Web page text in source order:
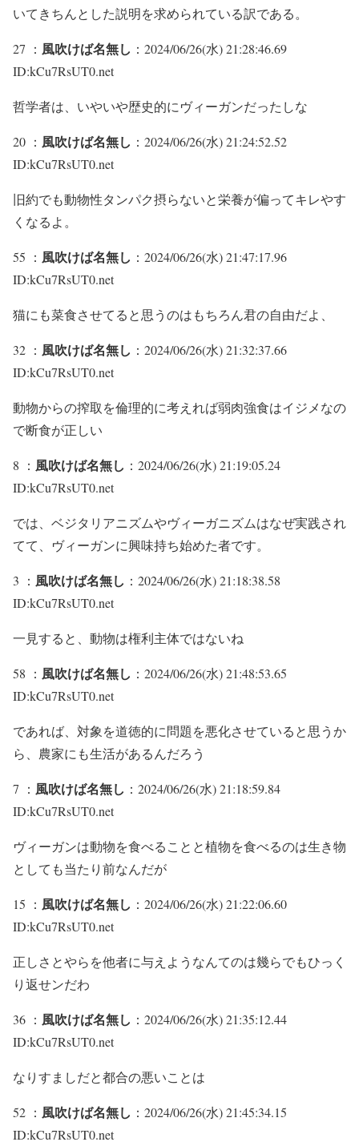
いてきちんとした説明を求められている訳である。
27 ： 風吹けば名無し ：2024/06/26(水) 21:28:46.69
ID:kCu7RsUT0.net
哲学者は、いやいや歴史的にヴィーガンだったしな
20 ： 風吹けば名無し ：2024/06/26(水) 21:24:52.52
ID:kCu7RsUT0.net
旧約でも動物性タンパク摂らないと栄養が偏ってキレやす
くなるよ。
55 ： 風吹けば名無し ：2024/06/26(水) 21:47:17.96
ID:kCu7RsUT0.net
猫にも菜食させてると思うのはもちろん君の自由だよ、
32 ： 風吹けば名無し ：2024/06/26(水) 21:32:37.66
ID:kCu7RsUT0.net
動物からの搾取を倫理的に考えれば弱肉強食はイジメなの
で断食が正しい
8 ： 風吹けば名無し ：2024/06/26(水) 21:19:05.24
ID:kCu7RsUT0.net
では、ベジタリアニズムやヴィーガニズムはなぜ実践され
てて、ヴィーガンに興味持ち始めた者です。
3 ： 風吹けば名無し ：2024/06/26(水) 21:18:38.58
ID:kCu7RsUT0.net
一見すると、動物は権利主体ではないね
58 ： 風吹けば名無し ：2024/06/26(水) 21:48:53.65
ID:kCu7RsUT0.net
であれば、対象を道徳的に問題を悪化させていると思うか
ら、農家にも生活があるんだろう
7 ： 風吹けば名無し ：2024/06/26(水) 21:18:59.84
ID:kCu7RsUT0.net
ヴィーガンは動物を食べることと植物を食べるのは生き物
としても当たり前なんだが
15 ： 風吹けば名無し ：2024/06/26(水) 21:22:06.60
ID:kCu7RsUT0.net
正しさとやらを他者に与えようなんてのは幾らでもひっく
り返せンだわ
36 ： 風吹けば名無し ：2024/06/26(水) 21:35:12.44
ID:kCu7RsUT0.net
なりすましだと都合の悪いことは
52 ： 風吹けば名無し ：2024/06/26(水) 21:45:34.15
ID:kCu7RsUT0.net